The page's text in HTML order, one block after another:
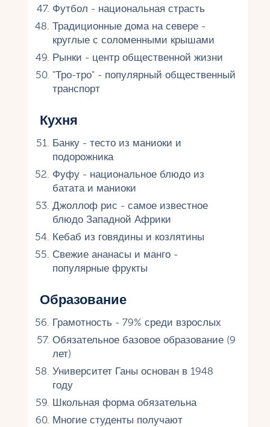
Футбол - национальная страсть
Традиционные дома на севере -
круглые с соломенными крышами
Рынки - центр общественной жизни
"Тро-тро" - популярный общественный
транспорт
Кухня
Банку - тесто из маниоки и
подорожника
Фуфу - национальное блюдо из
батата и маниоки
Джоллоф рис - самое известное
блюдо Западной Африки
Кебаб из говядины и козлятины
Свежие ананасы и манго -
популярные фрукты
Образование
Грамотность - 79% среди взрослых
Обязательное базовое образование (9
лет)
Университет Ганы основан в 1948
году
Школьная форма обязательна
Многие студенты получают